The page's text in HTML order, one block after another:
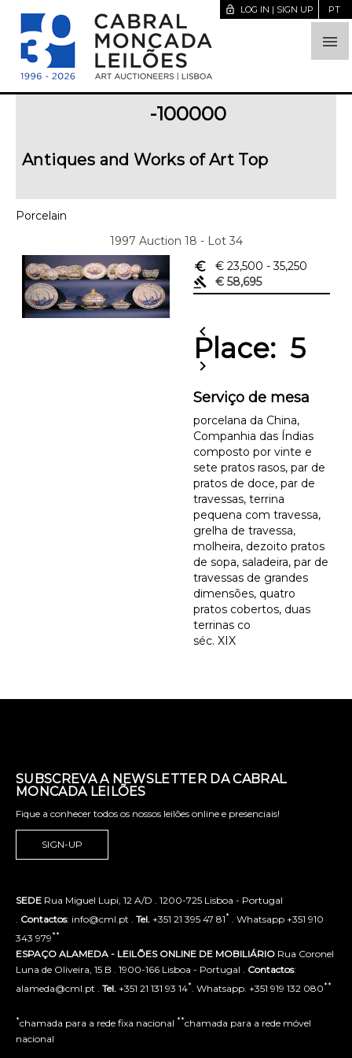

lock_open LOG IN | SIGN UP PT
-100000
Antiques and Works of Art Top
Porcelain
1997 Auction 18 - Lot 34
euro_symbol
€ 23,500 - 35,250
gavel
€ 58,695
chevron_left
Place: 5
chevron_right
Serviço de mesa
porcelana da China,
Companhia das Índias
composto por vinte e
sete pratos rasos, par de
pratos de doce, par de
travessas, terrina
pequena com travessa,
grelha de travessa,
molheira, dezoito pratos
de sopa, saladeira, par de
travessas de grandes
dimensões, quatro
pratos cobertos, duas
terrinas co
séc. XIX
SUBSCREVA A NEWSLETTER DA CABRAL
MONCADA LEILÕES
Fique a conhecer todos os nossos leilões online e presenciais!
SIGN-UP
SEDE Rua Miguel Lupi, 12 A/D . 1200-725 Lisboa - Portugal
Contactos: info@cml.pt . Tel. +351 21 395 47 81* . Whatsapp +351 910
343 979**
ESPAÇO ALAMEDA - LEILÕES ONLINE DE MOBILIÁRIO Rua Coronel
Luna de Oliveira, 15 B . 1900-166 Lisboa - Portugal . Contactos:
alameda@cml.pt . Tel. +351 21 131 93 14* . Whatsapp. +351 919 132 080**
*chamada para a rede fixa nacional **chamada para a rede móvel
nacional